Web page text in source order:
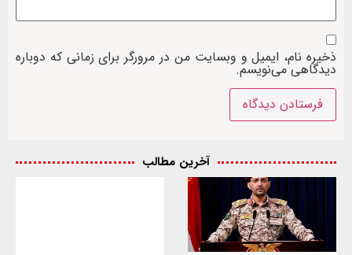
ذخیره نام، ایمیل و وبسایت من در مرورگر برای زمانی که دوباره
دیدگاهی می‌نویسم.
آخرین مطالب